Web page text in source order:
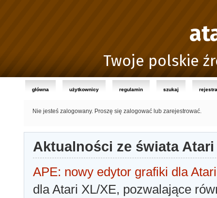
Twoje polskie
główna użytkownicy regulamin szukaj
Nie jesteś zalogowany. Proszę się zalogować lub zarejestrować.
Aktualności ze świata Atari
APE: nowy edytor grafiki dla Atari
dla Atari XL/XE, pozwalające